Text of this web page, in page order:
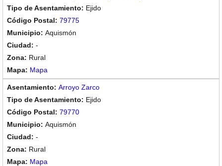
Ejido
79775
Aquismón
-
Rural
Mapa
Arroyo Zarco
Ejido
79770
Aquismón
-
Rural
Mapa